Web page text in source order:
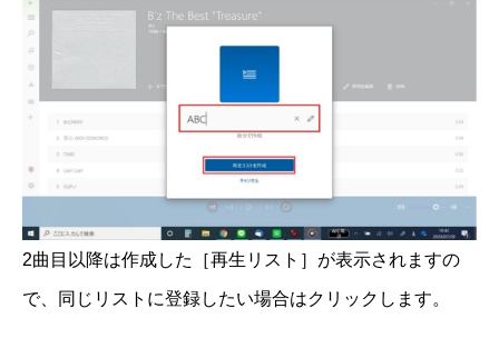
2曲目以降は作成した［再生リスト］が表示されますの
で、同じリストに登録したい場合はクリックします。